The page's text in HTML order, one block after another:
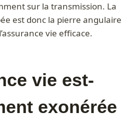
sur la transmission. La
est donc la pierre angulaire
vie efficace.
vie est-
exonérée